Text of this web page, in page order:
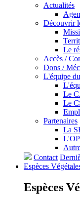
Actualités
Découvrir
Le
Accès /
Dons /
L'équipe
Le
Le
Partenaires
La
Contact
Espèces
Espèces